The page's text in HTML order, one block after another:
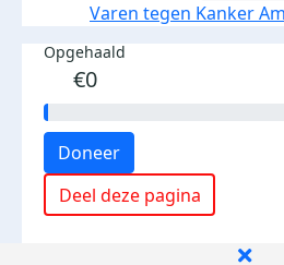
Varen tegen Kanker
Opgehaald
€0
Doneer
Deel deze pagina